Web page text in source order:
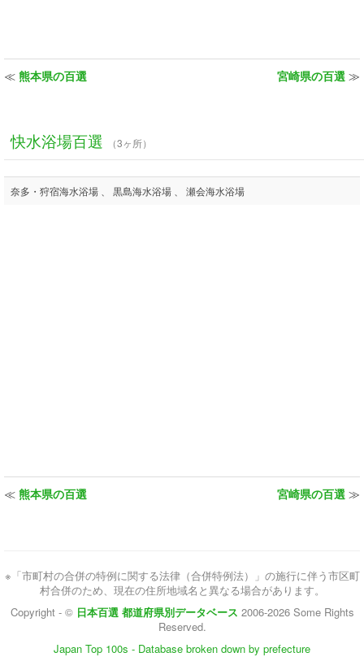
≪ 熊本県の百選 宮崎県の百選 ≫
快水浴場百選 （3ヶ所）
奈多・狩宿海水浴場 、 黒島海水浴場 、 瀬会海水浴場
≪ 熊本県の百選 宮崎県の百選 ≫
※「市町村の合併の特例に関する法律（合併特例法）」の施行に伴う市区町
村合併のため、現在の住所地域名と異なる場合があります。
Copyright - © 日本百選 都道府県別データベース 2006-2026 Some Rights
Reserved.
Japan Top 100s - Database broken down by prefecture